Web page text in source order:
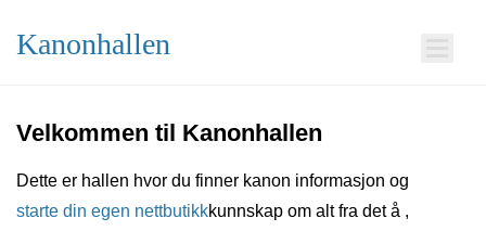
Kanonhallen
Velkommen til Kanonhallen
Dette er hallen hvor du finner kanon informasjon og
kunnskap om alt fra det å
starte din egen nettbutikk
,